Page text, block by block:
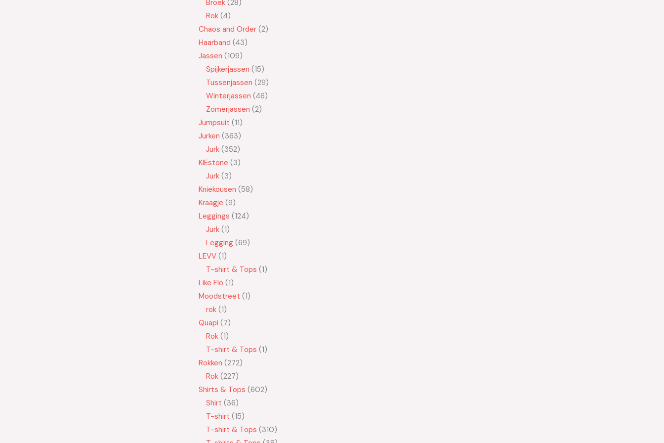
Broek 28
Rok 4
Chaos and Order 2
Haarband 43
Jassen 109
Spijkerjassen 15
Tussenjassen 29
Winterjassen 46
Zomerjassen 2
Jumpsuit 11
Jurken 363
Jurk 352
KIEstone 3
Jurk 3
Kniekousen 58
Kraagje 9
Leggings 124
Jurk 1
Legging 69
LEVV 1
T-shirt & Tops 1
Like Flo 1
Moodstreet 1
rok 1
Quapi 7
Rok 1
T-shirt & Tops 1
Rokken 272
Rok 227
Shirts & Tops 602
Shirt 36
T-shirt 15
T-shirt & Tops 310